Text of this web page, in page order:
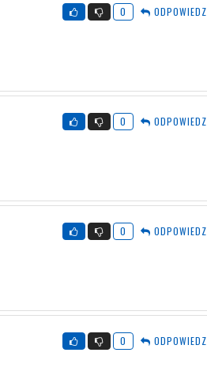
0 ODPOWIEDZ
0 ODPOWIEDZ
0 ODPOWIEDZ
0 ODPOWIEDZ